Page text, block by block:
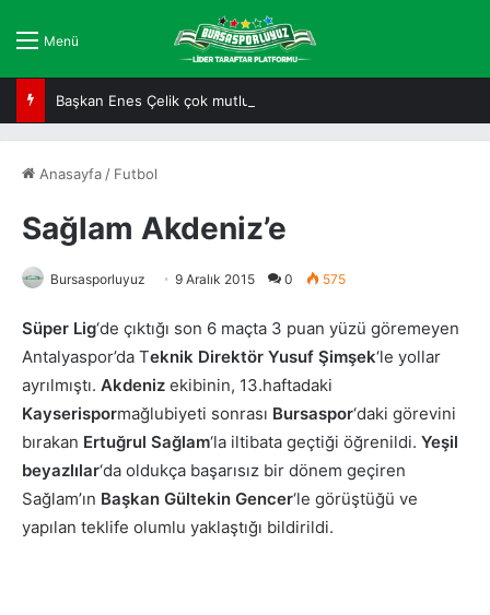
Menü
Başkan Enes Çelik çok mutlu
Anasayfa / Futbol
Sağlam Akdeniz’e
Bursasporluyuz 9 Aralık 2015 0 575
Süper Lig‘de çıktığı son 6 maçta 3 puan yüzü göremeyen
Antalyaspor’da Teknik Direktör Yusuf Şimşek‘le yollar
ayrılmıştı. Akdeniz ekibinin, 13.haftadaki
Kayserispormağlubiyeti sonrası Bursaspor‘daki görevini
bırakan Ertuğrul Sağlam‘la iltibata geçtiği öğrenildi. Yeşil
beyazlılar‘da oldukça başarısız bir dönem geçiren
Sağlam’ın Başkan Gültekin Gencer‘le görüştüğü ve
yapılan teklife olumlu yaklaştığı bildirildi.